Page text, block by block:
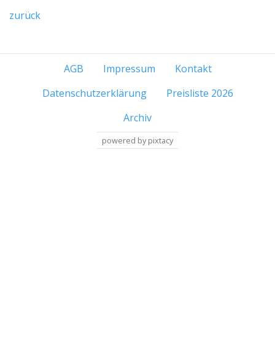
zurück
AGB Impressum
Kontakt
Datenschutzerklärung
Preisliste 2026
Archiv
powered by pixtacy